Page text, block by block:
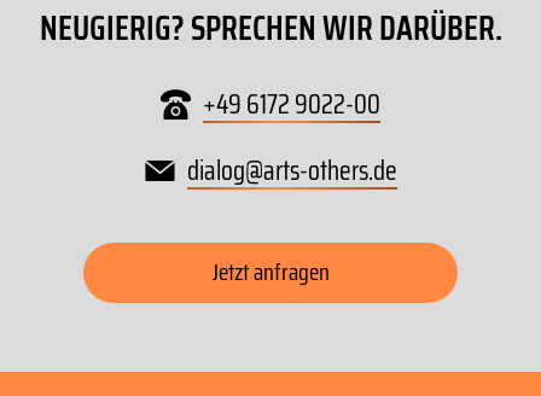
NEUGIERIG? SPRECHEN WIR DARÜBER.
+49 6172 9022-00
dialog@arts-others.de
Jetzt anfragen